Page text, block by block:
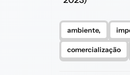
ambiente,
comercialização